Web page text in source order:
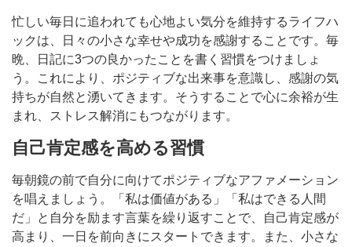
忙しい毎日に追われても心地よい気分を維持するライフハ
ックは、日々の小さな幸せや成功を感謝することです。毎
晩、日記に3つの良かったことを書く習慣をつけましょ
う。これにより、ポジティブな出来事を意識し、感謝の気
持ちが自然と湧いてきます。そうすることで心に余裕が生
まれ、ストレス解消にもつながります。
自己肯定感を高める習慣
毎朝鏡の前で自分に向けてポジティブなアファメーション
を唱えましょう。「私は価値がある」「私はできる人間
だ」と自分を励ます言葉を繰り返すことで、自己肯定感が
高まり、一日を前向きにスタートできます。また、小さな